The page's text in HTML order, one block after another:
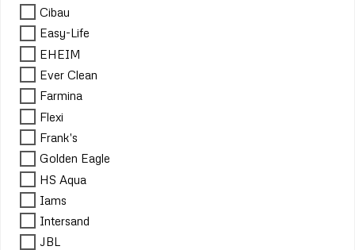
Cibau
Easy-Life
EHEIM
Ever Clean
Farmina
Flexi
Frank's
Golden Eagle
HS Aqua
Iams
Intersand
JBL